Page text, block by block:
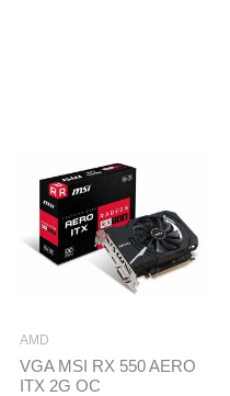
AMD
VGA MSI RX 550 AERO
ITX 2G OC